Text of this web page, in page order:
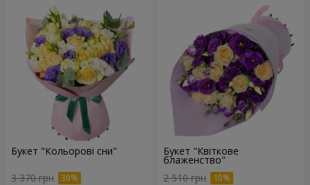
Букет "Кольорові сни"
3 370 грн
Букет "Квіткове
блаженство"
2 510 грн